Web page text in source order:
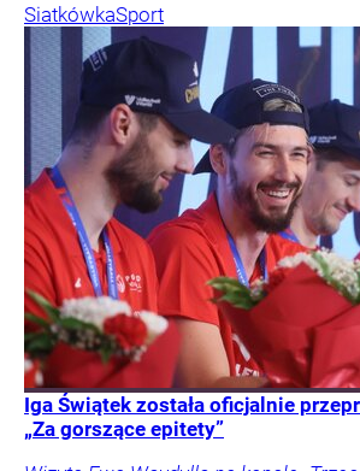
SiatkówkaSport
Iga Świątek została oficjalnie
„Za gorszące epitety”